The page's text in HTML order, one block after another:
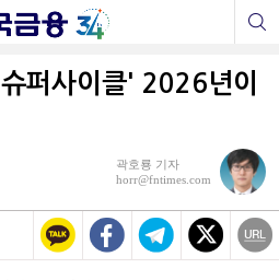
퍼사이클' 2026년이
곽호룡 기자
horr@fntimes.com